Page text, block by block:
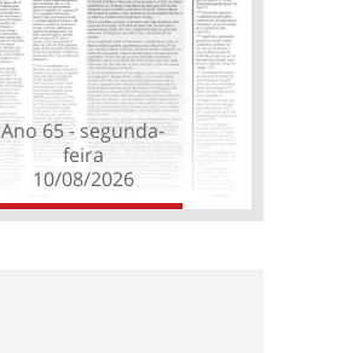
Ano 65 - segunda-
feira
10/08/2026